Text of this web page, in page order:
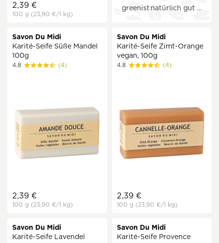
2,39 €
100 g (23,90 €/1 kg)
greenist natürlich gut …
Savon Du Midi
Karité-Seife Süße Mandel
100g
4.8 (4)
2,39 €
100 g (23,90 €/1 kg)
Savon Du Midi
Karité-Seife Zimt-Orange
vegan, 100g
4.8 (4)
2,39 €
100 g (23,90 €/1 kg)
Savon Du Midi
Karité-Seife Lavendel
Savon Du Midi
Karité-Seife Provence